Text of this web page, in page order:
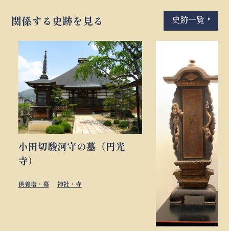
関係する史跡を見る 史跡一覧
小田切駿河守の墓（円光
寺）
供養塔・墓 神社・寺